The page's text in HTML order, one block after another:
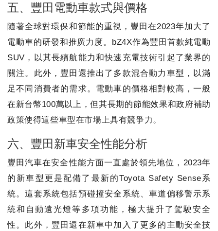
五、豐田電動車款式與價格
隨著全球對環保和節能的重視，豐田在2023年加大了
電動車的研發和推廣力度。bZ4X作為豐田首款純電動
SUV，以其長續航能力和快速充電技術引起了業界的
關注。此外，豐田還推出了多款混合動力車型，以滿
足不同消費者的需求。電動車的價格相對較高，一般
在新台幣100萬以上，但其長期的節能效果和政府補助
政策使得這些車型在市場上具有競爭力。
六、豐田新車安全性能分析
豐田汽車在安全性能方面一直處於領先地位，2023年
的新車型更是配備了最新的Toyota Safety Sense系
統。這套系統包括預碰撞安全系統、車道偏移警示系
統和自動遠光燈等多項功能，極大提升了駕駛安全
性。此外，豐田還在新車中加入了更多的主動安全技